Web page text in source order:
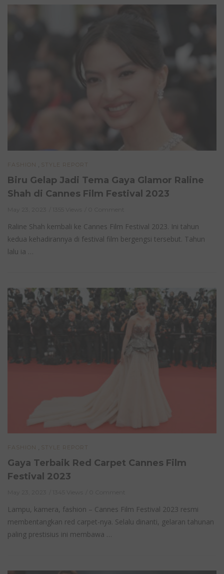
FASHION STYLE REPORT
Biru Gelap Jadi Tema Gaya Glamor Raline
Shah di Cannes Film Festival 2023
Raline Shah kembali ke Cannes Film Festival 2023. Ini tahun
kedua kehadirannya di festival film bergengsi tersebut. Tahun
lalu ia …
FASHION STYLE REPORT
Gaya Terbaik Red Carpet Cannes Film
Festival 2023
Lampu, kamera, fashion – Cannes Film Festival 2023 resmi
membentangkan red carpet-nya. Selalu dinanti, gelaran tahunan
paling prestisius ini membawa …